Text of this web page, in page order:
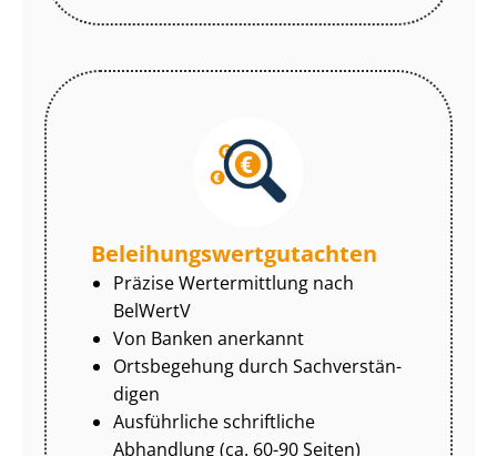
Be­lei­hungs­wert­gut­ach­ten
Präzise Wertermittlung nach
BelWertV
Von Banken anerkannt
Ortsbegehung durch Sach­ver­stän­
di­gen
Ausführliche schriftliche
Abhandlung (ca. 60-90 Seiten)